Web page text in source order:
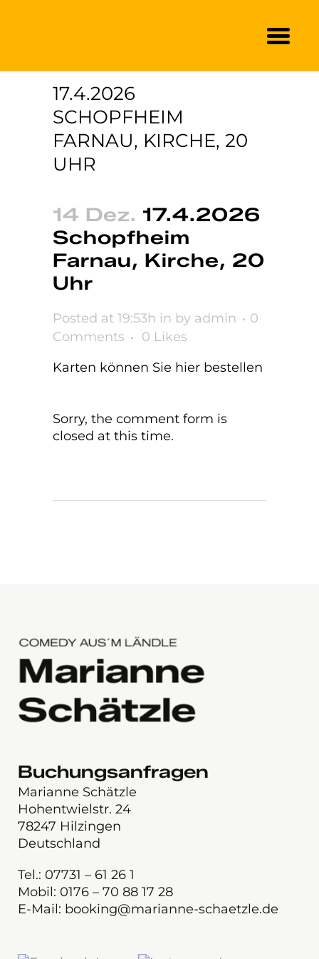
17.4.2026
SCHOPFHEIM
FARNAU, KIRCHE, 20
UHR
14 Dez. 17.4.2026
Schopfheim
Farnau, Kirche, 20
Uhr
Posted at 19:53h in by admin
0
Comments
0 Likes
Karten können Sie hier bestellen
Sorry, the comment form is
closed at this time.
Buchungsanfragen
Marianne Schätzle
Hohentwielstr. 24
78247 Hilzingen
Deutschland
Tel.: 07731 – 61 26 1
Mobil: 0176 – 70 88 17 28
E-Mail: booking@marianne-schaetzle.de